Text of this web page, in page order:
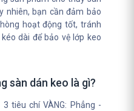
nhiên, bạn cần đảm bảo
hoạt động tốt, tránh
dài để bảo vệ lớp keo
sàn dán keo là gì?
tiêu chí VÀNG: Phẳng -